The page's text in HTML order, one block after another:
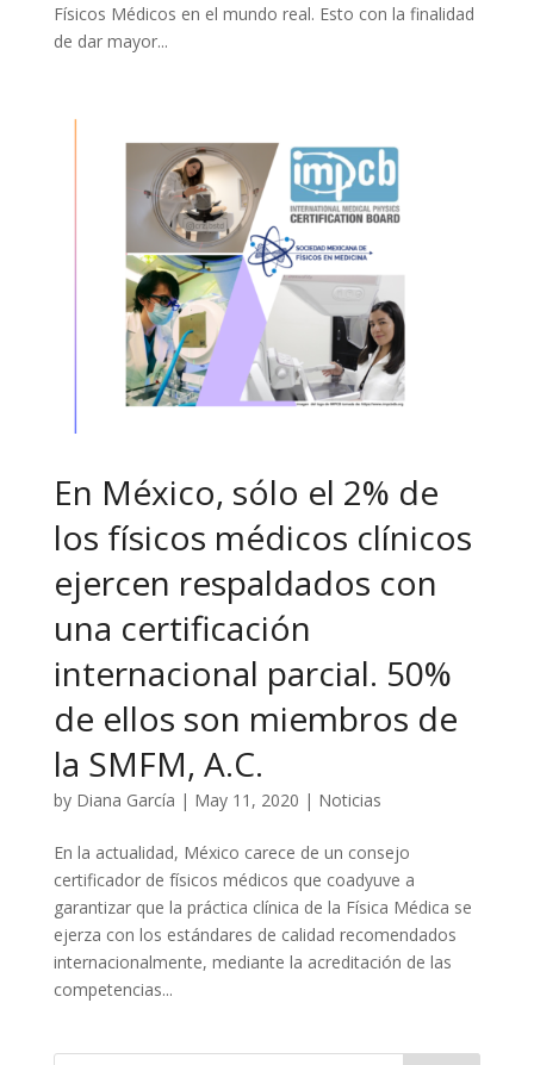
Físicos Médicos en el mundo real. Esto con la finalidad
de dar mayor...
En México, sólo el 2% de
los físicos médicos clínicos
ejercen respaldados con
una certificación
internacional parcial. 50%
de ellos son miembros de
la SMFM, A.C.
by Diana García | May 11, 2020 | Noticias
En la actualidad, México carece de un consejo
certificador de físicos médicos que coadyuve a
garantizar que la práctica clínica de la Física Médica se
ejerza con los estándares de calidad recomendados
internacionalmente, mediante la acreditación de las
competencias...